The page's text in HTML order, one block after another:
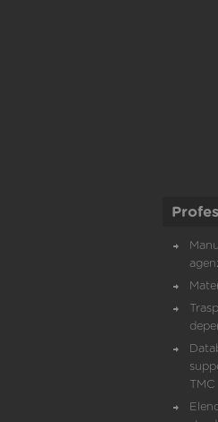
TMC